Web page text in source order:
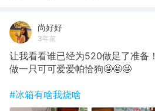
尚好好
3年前
让我看看谁已经为520做足了准备！
做一只可可爱爱帕恰狗🤩🤩🤩
#冰箱有啥我烧啥